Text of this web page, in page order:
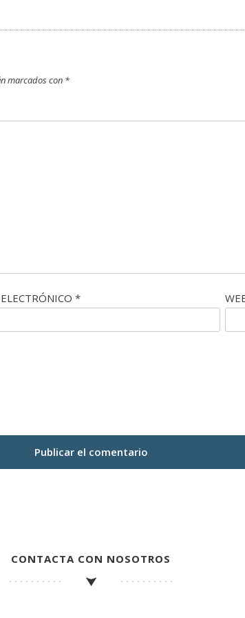
marcados con *
*
CONTACTA CON NOSOTROS